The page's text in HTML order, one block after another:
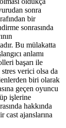
sonra
bir
sonrasında
Bu mülakatta
anlamı
başarı ile
verici olsa da
biri olarak
geçen oyuncu
işlerine
hakkında
cast ajanslarına